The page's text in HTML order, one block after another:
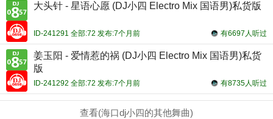
大头针 - 星语心愿 (DJ小四 Electro Mix 国语男)私货版
有6697人听过
ID-241291 全部:72 发布:7个月前
姜玉阳 - 爱情惹的祸 (DJ小四 Electro Mix 国语男)私货
版
有8735人听过
ID-241292 全部:72 发布:7个月前
查看(海口dj小四的其他舞曲)